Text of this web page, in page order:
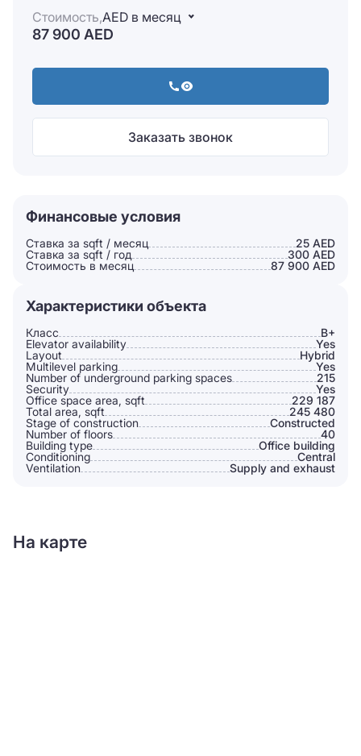
Стоимость,AED в месяц
87 900 AED
Заказать звонок
Финансовые условия
Ставка за sqft / месяц
25 AED
Ставка за sqft / год
300 AED
Стоимость в месяц
87 900 AED
Характеристики объекта
Класс
B+
Elevator availability
Yes
Layout
Hybrid
Multilevel parking
Yes
Number of underground parking spaces
215
Security
Yes
Office space area, sqft
229 187
Total area, sqft
245 480
Stage of construction
Constructed
Number of floors
40
Building type
Office building
Conditioning
Сentral
Ventilation
Supply and exhaust
На карте